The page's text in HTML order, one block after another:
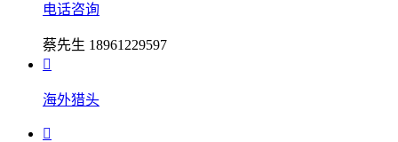
电话咨询
蔡先生 18961229597

海外猎头
